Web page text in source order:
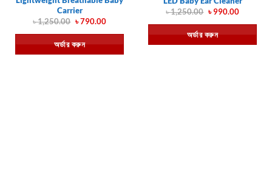
Carrier
৳1,250.00 Original
was:
৳ 1,250.00.
৳790.00Current
is:
৳ 790.00.
অর্ডার করুন
৳1,250.00 Original
was:
৳ 1,250.00.
৳990.00Current
is:
৳ 990.00.
অর্ডার করুন